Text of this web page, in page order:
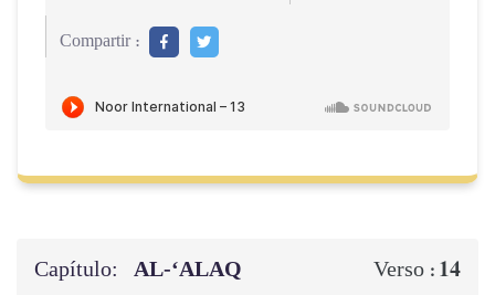
Compartir :
Capítulo: AL‑‘ALAQ Verso : 14